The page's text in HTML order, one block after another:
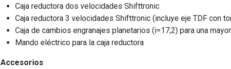
Caja reductora dos velocidades Shifttronic
Caja reductora 3 velocidades Shifttronic (incluye eje TDF con
Caja de cambios engranajes planetarios (i=17,2) para una
Mando eléctrico para la caja reductora
Accesorios